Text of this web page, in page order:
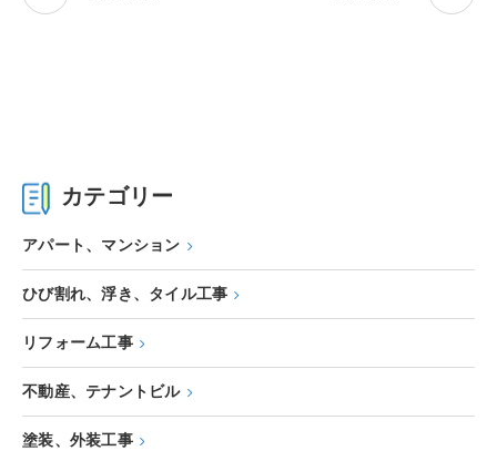
カテゴリー
アパート、マンション
ひび割れ、浮き、タイル工事
リフォーム工事
不動産、テナントビル
塗装、外装工事